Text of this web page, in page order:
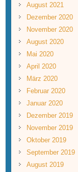
August 2021
Dezember 2020
November 2020
August 2020
Mai 2020
April 2020
März 2020
Februar 2020
Januar 2020
Dezember 2019
November 2019
Oktober 2019
September 2019
August 2019